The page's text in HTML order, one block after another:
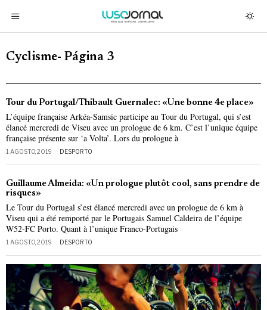
Cyclisme- Página 3
Tour du Portugal/Thibault Guernalec: «Une bonne 4e place»
L’équipe française Arkéa-Samsic participe au Tour du Portugal, qui s’est
élancé mercredi de Viseu avec un prologue de 6 km. C’est l’unique équipe
française présente sur ‘a Volta’. Lors du prologue à
1 AGOSTO, 2019 DESPORTO
Guillaume Almeida: «Un prologue plutôt cool, sans prendre de
risques»
Le Tour du Portugal s’est élancé mercredi avec un prologue de 6 km à
Viseu qui a été remporté par le Portugais Samuel Caldeira de l’équipe
W52-FC Porto. Quant à l’unique Franco-Portugais
1 AGOSTO, 2019 DESPORTO